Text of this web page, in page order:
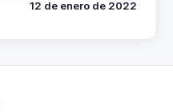
12 de enero de 2022